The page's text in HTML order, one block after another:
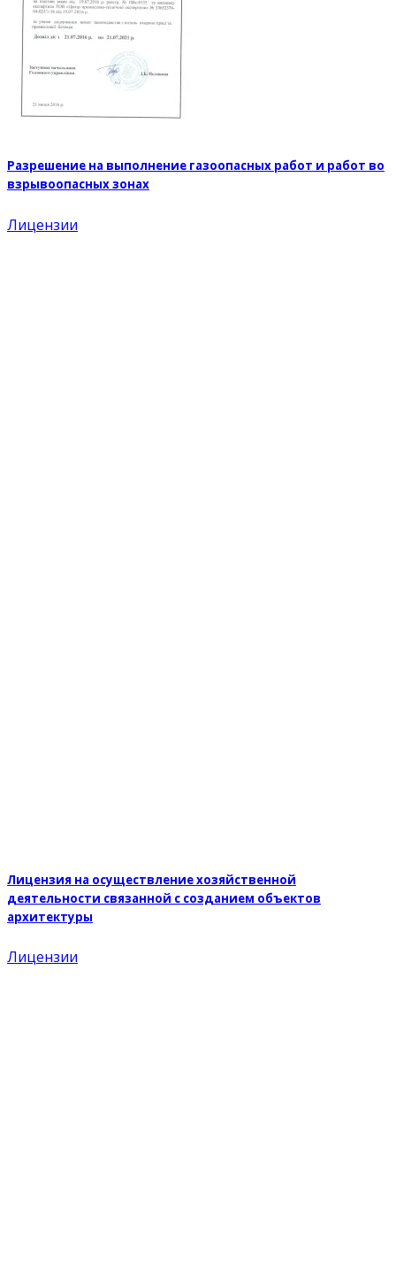
Разрешение на выполнение газоопасных работ и работ во
взрывоопасных зонах
Лицензии
Лицензия на осуществление хозяйственной
деятельности связанной с созданием объектов
архитектуры
Лицензии